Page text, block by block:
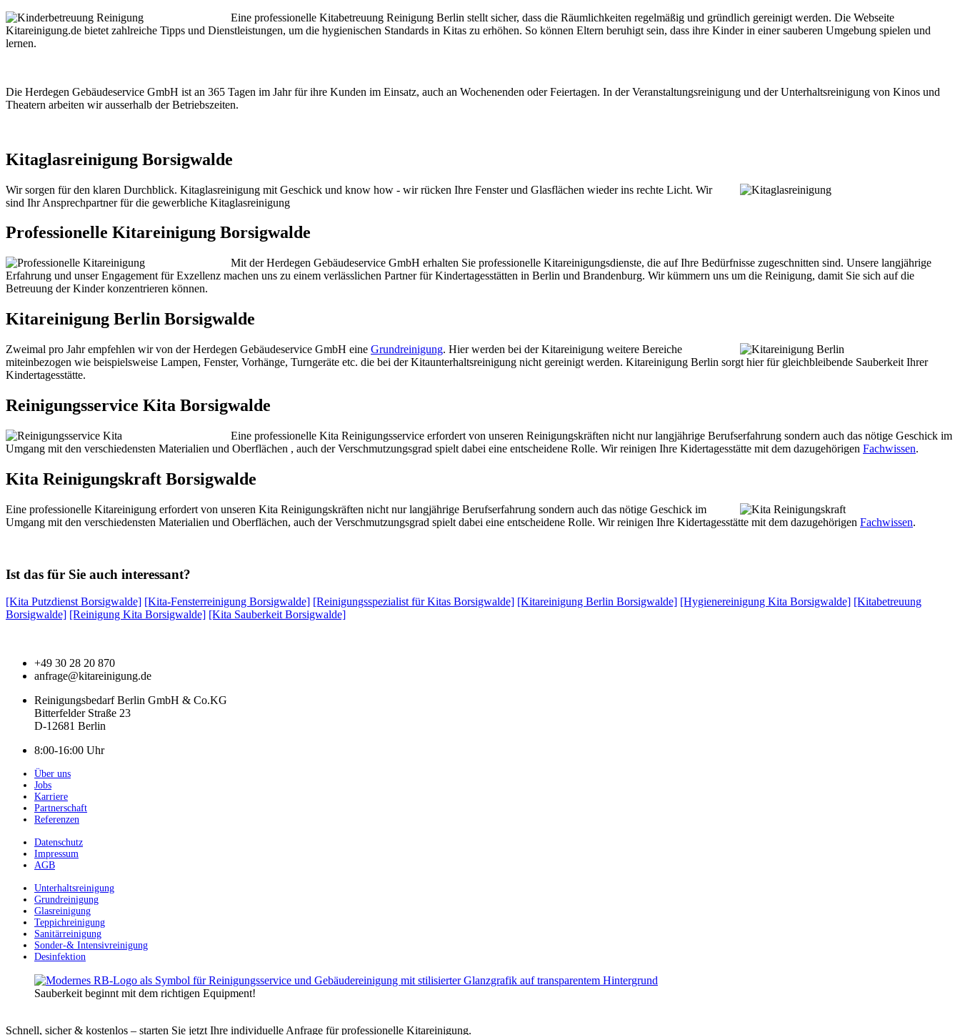
Eine professionelle Kitabetreuung Reinigung Berlin stellt sicher, dass die Räumlichkeiten regelmäßig und gründlich gereinigt werden. Die Webseite
Kitareinigung.de bietet zahlreiche Tipps und Dienstleistungen, um die hygienischen Standards in Kitas zu erhöhen. So können Eltern beruhigt sein, dass ihre Kinder in einer sauberen Umgebung spielen und
lernen.
Die Herdegen Gebäudeservice GmbH ist an 365 Tagen im Jahr für ihre Kunden im Einsatz, auch an Wochenenden oder Feiertagen. In der Veranstaltungsreinigung und der Unterhaltsreinigung von Kinos und
Theatern arbeiten wir ausserhalb der Betriebszeiten.
Kitaglasreinigung Borsigwalde
Wir sorgen für den klaren Durchblick. Kitaglasreinigung mit Geschick und know how - wir rücken Ihre Fenster und Glasflächen wieder ins rechte Licht. Wir
sind Ihr Ansprechpartner für die gewerbliche Kitaglasreinigung
Professionelle Kitareinigung Borsigwalde
Mit der Herdegen Gebäudeservice GmbH erhalten Sie professionelle Kitareinigungsdienste, die auf Ihre Bedürfnisse zugeschnitten sind. Unsere langjährige
Erfahrung und unser Engagement für Exzellenz machen uns zu einem verlässlichen Partner für Kindertagesstätten in Berlin und Brandenburg. Wir kümmern uns um die Reinigung, damit Sie sich auf die
Betreuung der Kinder konzentrieren können.
Kitareinigung Berlin Borsigwalde
Zweimal pro Jahr empfehlen wir von der Herdegen Gebäudeservice GmbH eine Grundreinigung. Hier werden bei der Kitareinigung weitere Bereiche
miteinbezogen wie beispielsweise Lampen, Fenster, Vorhänge, Turngeräte etc. die bei der Kitaunterhaltsreinigung nicht gereinigt werden. Kitareinigung Berlin sorgt hier für gleichbleibende Sauberkeit Ihrer
Kindertagesstätte.
Reinigungsservice Kita Borsigwalde
Eine professionelle Kita Reinigungsservice erfordert von unseren Reinigungskräften nicht nur langjährige Berufserfahrung sondern auch das nötige Geschick im
Umgang mit den verschiedensten Materialien und Oberflächen , auch der Verschmutzungsgrad spielt dabei eine entscheidene Rolle. Wir reinigen Ihre Kidertagesstätte mit dem dazugehörigen Fachwissen.
Kita Reinigungskraft Borsigwalde
Eine professionelle Kitareinigung erfordert von unseren Kita Reinigungskräften nicht nur langjährige Berufserfahrung sondern auch das nötige Geschick im
Umgang mit den verschiedensten Materialien und Oberflächen, auch der Verschmutzungsgrad spielt dabei eine entscheidene Rolle. Wir reinigen Ihre Kidertagesstätte mit dem dazugehörigen Fachwissen.
Ist das für Sie auch interessant?
[Kita Putzdienst Borsigwalde] [Kita-Fensterreinigung Borsigwalde] [Reinigungsspezialist für Kitas Borsigwalde] [Kitareinigung Berlin Borsigwalde] [Hygienereinigung Kita Borsigwalde] [Kitabetreuung
Borsigwalde] [Reinigung Kita Borsigwalde] [Kita Sauberkeit Borsigwalde]
+49 30 28 20 870
anfrage@kitareinigung.de
Reinigungsbedarf Berlin GmbH & Co.KG
Bitterfelder Straße 23
D-12681 Berlin
8:00-16:00 Uhr
Über uns
Jobs
Karriere
Partnerschaft
Referenzen
Datenschutz
Impressum
AGB
Unterhaltsreinigung
Grundreinigung
Glasreinigung
Teppichreinigung
Sanitärreinigung
Sonder-& Intensivreinigung
Desinfektion
Sauberkeit beginnt mit dem richtigen Equipment!
Schnell, sicher & kostenlos – starten Sie jetzt Ihre individuelle Anfrage für professionelle Kitareinigung.